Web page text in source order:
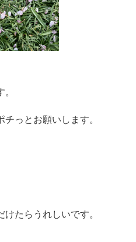
っとお願いします。
たらうれしいです。